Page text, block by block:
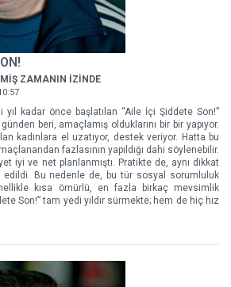
ZAMANIN İZİNDE
kadar önce başlatılan “Aile İçi Şiddete Son!”
beri, amaçlamış olduklarını bir bir yapıyor.
kadınlara el uzatıyor, destek veriyor. Hatta bu
fazlasının yapıldığı dahi söylenebilir.
iyi ve net planlanmıştı. Pratikte de, aynı dikkat
Bu nedenle de, bu tür sosyal sorumluluk
kısa ömürlü, en fazla birkaç mevsimlik
Son!” tam yedi yıldır sürmekte; hem de hiç hız